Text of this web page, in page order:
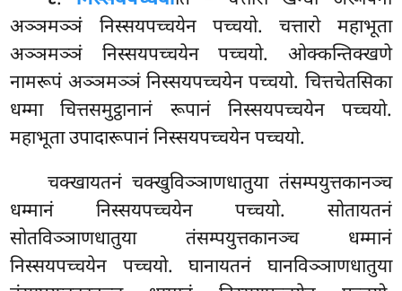
अञ्ञमञ्ञं निस्सयपच्चयेन पच्चयो. चत्तारो महाभूता
अञ्ञमञ्ञं निस्सयपच्चयेन पच्चयो. ओक्कन्तिक्खणे
नामरूपं अञ्ञमञ्ञं निस्सयपच्चयेन पच्चयो. चित्तचेतसिका
धम्मा चित्तसमुट्ठानानं रूपानं निस्सयपच्चयेन पच्चयो.
महाभूता उपादारूपानं निस्सयपच्चयेन पच्चयो.
चक्खायतनं चक्खुविञ्ञाणधातुया तंसम्पयुत्तकानञ्च
धम्मानंनिस्सयपच्चयेन पच्चयो. सोतायतनं
सोतविञ्ञाणधातुया तंसम्पयुत्तकानञ्च धम्मानं
निस्सयपच्चयेन पच्चयो. घानायतनं घानविञ्ञाणधातुया